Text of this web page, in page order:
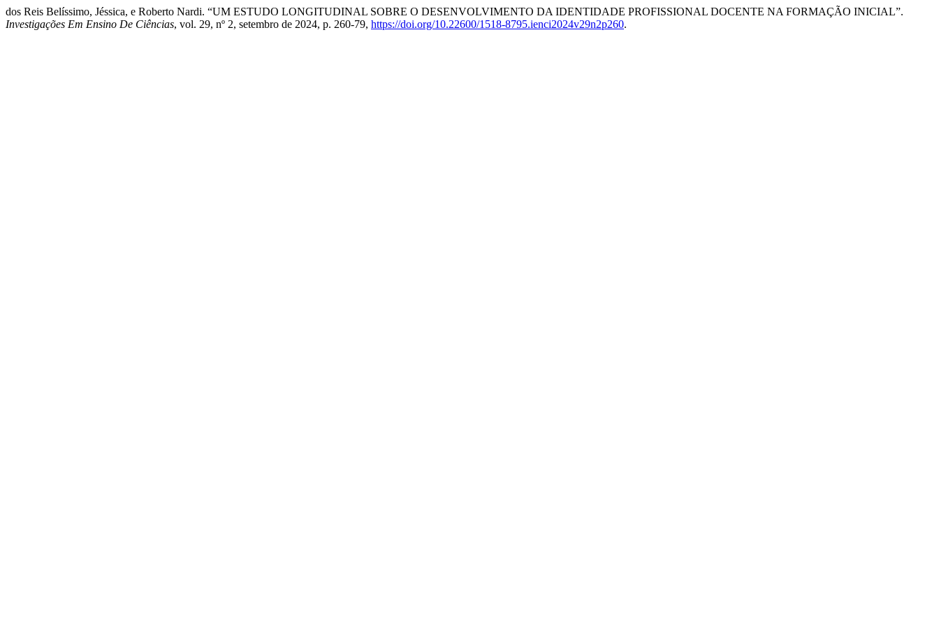
dos Reis Belíssimo, Jéssica, e Roberto Nardi. “UM ESTUDO LONGITUDINAL SOBRE O DESENVOLVIMENTO DA IDENTIDADE PROFISSIONAL DOCENTE NA FORMAÇÃO INICIAL”.
Investigações Em Ensino De Ciências, vol. 29, nº 2, setembro de 2024, p. 260-79, https://doi.org/10.22600/1518-8795.ienci2024v29n2p260.